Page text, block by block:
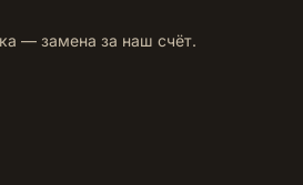
— замена за наш счёт.